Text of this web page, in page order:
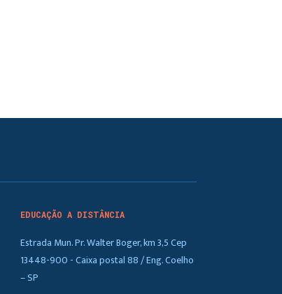
EDUCAÇÃO A DISTÂNCIA
Estrada Mun. Pr. Walter Boger, km 3,5 Cep
13448-900 - Caixa postal 88 / Eng. Coelho
– SP